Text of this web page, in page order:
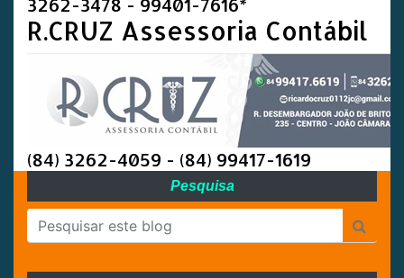
3262-3478 - 99401-7616*
R.CRUZ Assessoria Contábil
(84) 3262-4059 - (84) 99417-1619
Pesquisa